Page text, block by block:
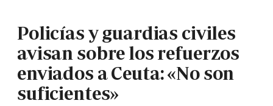
Policías y guardias civiles
avisan sobre los refuerzos
enviados a Ceuta: «No son
suficientes»